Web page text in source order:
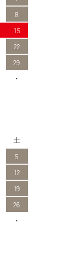
8
15
22
29
・
土
5
12
19
26
・